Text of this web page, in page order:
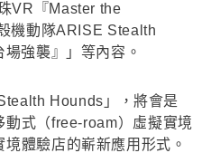
VR『Master the
機動隊ARISE Stealth
強襲』」等內容。
Hounds」，將會是
式（free-roam）虛擬實境
體驗店的嶄新應用形式。